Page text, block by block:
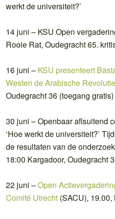
werkt de universiteit?’
14 juni – KSU Open
Rooie Rat, Oudegracht 65.
16 juni – KSU presenteert
Westen de Arabische
Oudegracht 36 (toegang gratis)
30 juni – Openbaar aflsuitend
‘Hoe werkt de universiteit?’
de resultaten van de
18:00 Kargadoor, Oudegracht
22 juni –Open
Comité Utrecht (SACU),